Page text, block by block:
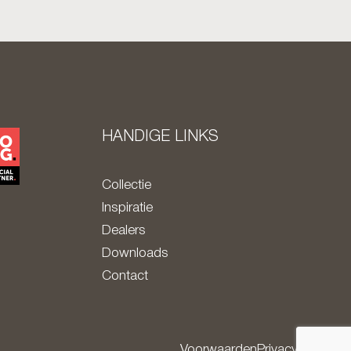
HANDIGE LINKS
Collectie
Inspiratie
Dealers
Downloads
Contact